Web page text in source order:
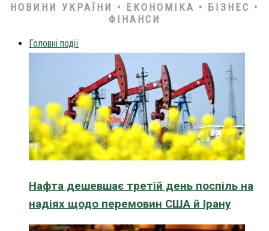
НОВИНИ УКРАЇНИ • ЕКОНОМІКА • БІЗНЕС •
ФІНАНСИ
Головні події
Нафта дешевшає третій день поспіль на
надіях щодо перемовин США й Ірану